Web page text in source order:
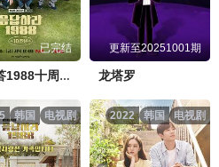
已完结
请回答1988十周年MT
更新至20251001期
龙塔罗
电视剧
韩国 电视剧
韩国
2022